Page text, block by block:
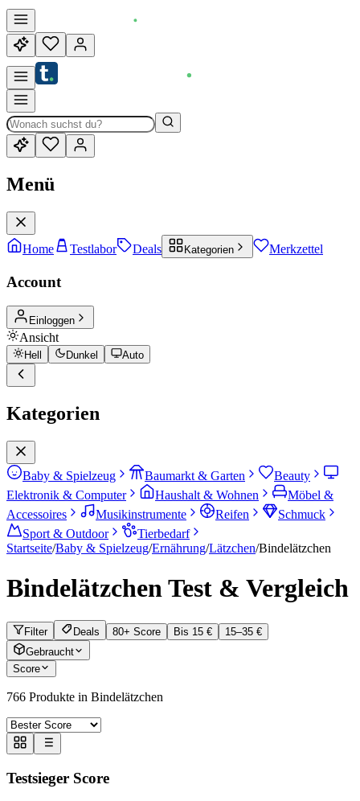
Menü
Home Testlabor Deals Kategorien Merkzettel
Account
Einloggen
Ansicht
Hell Dunkel Auto
Kategorien
Baby & Spielzeug Baumarkt & Garten
Beauty
Elektronik & Computer
Haushalt & Wohnen
Möbel &
Accessoires
Musikinstrumente Reifen
Schmuck
Sport & Outdoor
Tierbedarf
Startseite/Baby & Spielzeug/Ernährung/Lätzchen/Bindelätzchen
Bindelätzchen Test & Vergleich
Filter Deals 80+ Score Bis 15 €
15–35 €
Gebraucht
Score
766 Produkte in Bindelätzchen
Testsieger Score